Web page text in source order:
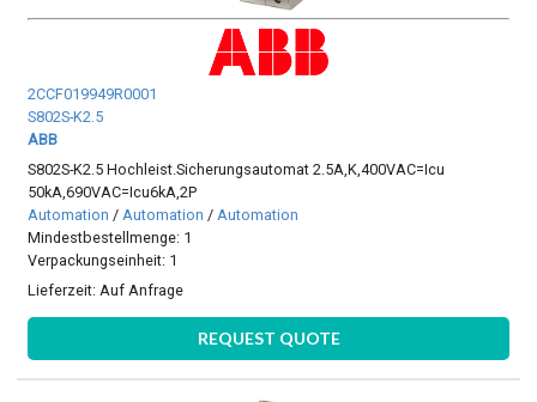
2CCF019949R0001
S802S-K2.5
ABB
S802S-K2.5 Hochleist.Sicherungsautomat 2.5A,K,400VAC=Icu
50kA,690VAC=Icu6kA,2P
Automation /Automation /Automation
Mindestbestellmenge: 1
Verpackungseinheit: 1
Lieferzeit:Auf Anfrage
REQUEST QUOTE